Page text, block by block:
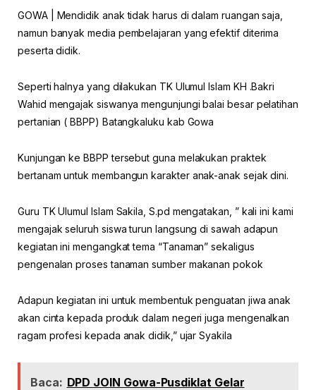
GOWA | Mendidik anak tidak harus di dalam ruangan saja,
namun banyak media pembelajaran yang efektif diterima
peserta didik.
Seperti halnya yang dilakukan TK Ulumul Islam KH .Bakri
Wahid mengajak siswanya mengunjungi balai besar pelatihan
pertanian ( BBPP) Batangkaluku kab Gowa
Kunjungan ke BBPP tersebut guna melakukan praktek
bertanam untuk membangun karakter anak-anak sejak dini.
Guru TK Ulumul Islam Sakila, S.pd mengatakan, ” kali ini kami
mengajak seluruh siswa turun langsung di sawah adapun
kegiatan ini mengangkat tema “Tanaman” sekaligus
pengenalan proses tanaman sumber makanan pokok
Adapun kegiatan ini untuk membentuk penguatan jiwa anak
akan cinta kepada produk dalam negeri juga mengenalkan
ragam profesi kepada anak didik,” ujar Syakila
Baca: DPD JOIN Gowa-Pusdiklat Gelar